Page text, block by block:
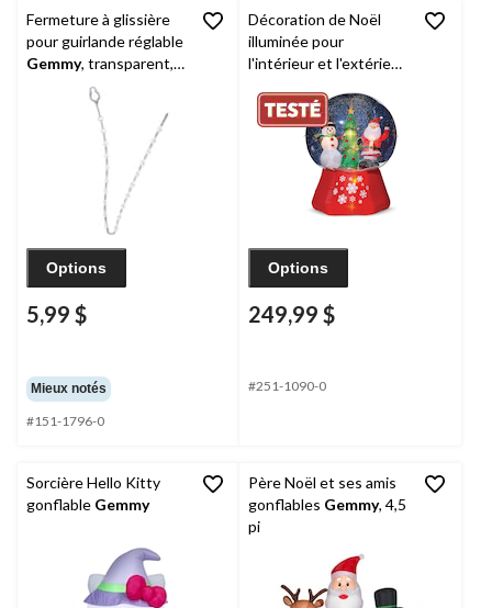
Fermeture à glissière
pour guirlande réglable
Gemmy, transparent,
Options
5,99 $
Mieux notés
#151-1796-0
Décoration de Noël
illuminée pour
l'intérieur et l'extérieur
gonflable avec père
Noël et bonhomme de
neige en mouvement, 6
Options
249,99 $
#251-1090-0
Sorcière Hello Kitty
gonflable Gemmy
Père Noël et ses amis
gonflables Gemmy, 4,5
pi